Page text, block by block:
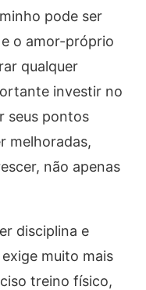
pode ser
o amor-próprio
qualquer
investir no
seus pontos
melhoradas,
não apenas
disciplina e
muito mais
treino físico,